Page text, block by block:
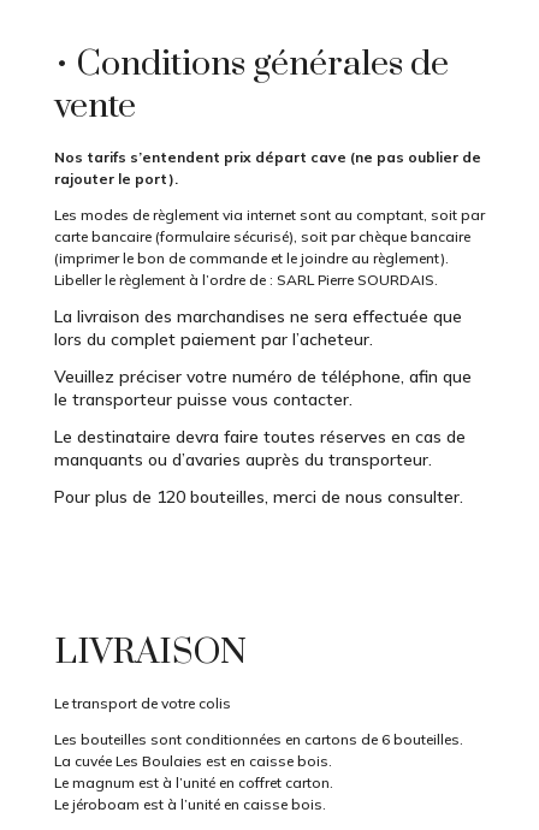
• Conditions générales de
vente
Nos tarifs s’entendent prix départ cave (ne pas oublier de
rajouter le port).
Les modes de règlement via internet sont au comptant, soit par
carte bancaire (formulaire sécurisé), soit par chèque bancaire
(imprimer le bon de commande et le joindre au règlement).
Libeller le règlement à l’ordre de : SARL Pierre SOURDAIS.
La livraison des marchandises ne sera effectuée que
lors du complet paiement par l’acheteur.
Veuillez préciser votre numéro de téléphone, afin que
le transporteur puisse vous contacter.
Le destinataire devra faire toutes réserves en cas de
manquants ou d’avaries auprès du transporteur.
Pour plus de 120 bouteilles, merci de nous consulter.
LIVRAISON
Le transport de votre colis
Les bouteilles sont conditionnées en cartons de 6 bouteilles.
La cuvée Les Boulaies est en caisse bois.
Le magnum est à l’unité en coffret carton.
Le jéroboam est à l’unité en caisse bois.